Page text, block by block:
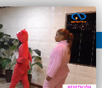
LÍNEA EDITORIAL